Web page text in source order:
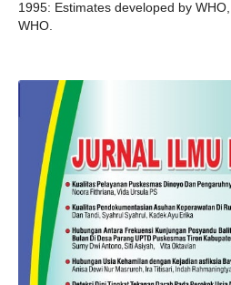
1995: Estimates developed by
WHO.